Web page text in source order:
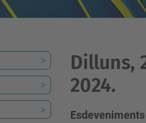
Dilluns,
2024.
>
>
>